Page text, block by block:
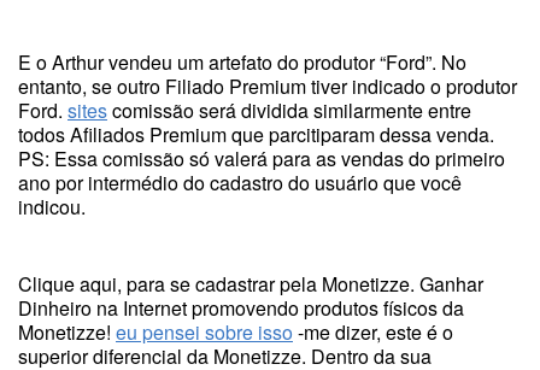
E o Arthur vendeu um artefato do produtor “Ford”. No
entanto, se outro Filiado Premium tiver indicado o produtor
Ford. sitescomissão será dividida similarmente entre
todos Afiliados Premium que parcitiparam dessa venda.
PS: Essa comissão só valerá para as vendas do primeiro
ano por intermédio do cadastro do usuário que você
indicou.
Clique aqui, para se cadastrar pela Monetizze. Ganhar
Dinheiro na Internet promovendo produtos físicos da
Monetizze! eu pensei sobre isso-me dizer, este é o
superior diferencial da Monetizze. Dentro da sua